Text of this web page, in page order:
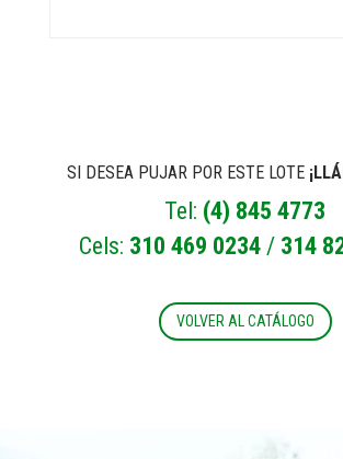
SI DESEA PUJAR POR ESTE LOTE
Tel: (4) 845 4773
Cels: 310 469 0234/ 314
VOLVER AL CATÁLOGO